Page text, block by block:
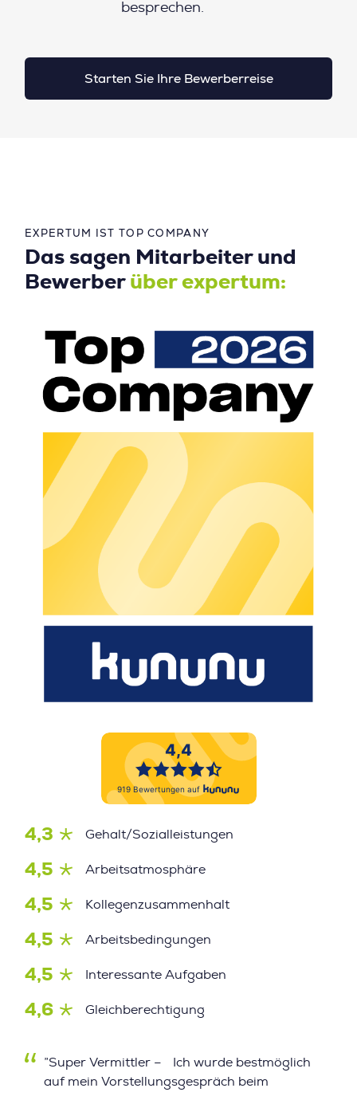
besprechen.
Starten Sie Ihre Bewerberreise
EXPERTUM IST TOP COMPANY
Das sagen Mitarbeiter und
Bewerber über expertum:
4,3 Gehalt/Sozialleistungen
4,5 Arbeitsatmosphäre
4,5 Kollegenzusammenhalt
4,5 Arbeitsbedingungen
4,5 Interessante Aufgaben
4,6 Gleichberechtigung
”Super Vermittler – Ich wurde bestmöglich
auf mein Vorstellungsgespräch beim